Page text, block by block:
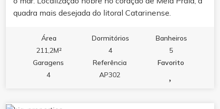
quadra mais desejada do litoral Catarinense.
Área
211,2M²
Dormitórios
4
Banheiros
5
Garagens
4
Referência
AP302
Favorito